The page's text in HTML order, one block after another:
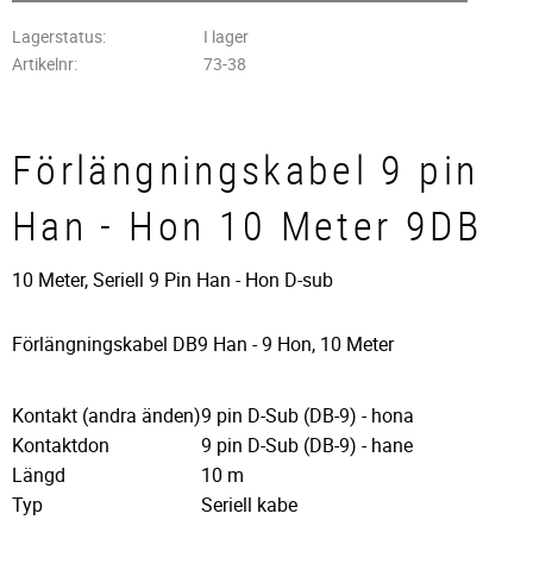
Lagerstatus
I lager
Artikelnr
73-38
Förlängningskabel 9 pin
Han - Hon 10 Meter 9DB
10 Meter, Seriell 9 Pin Han - Hon D-sub
Förlängningskabel DB9 Han - 9 Hon, 10 Meter
Kontakt (andra änden)9 pin D-Sub (DB-9) - hona
Kontaktdon
9 pin D-Sub (DB-9) - hane
Längd
10 m
Typ
Seriell kabe